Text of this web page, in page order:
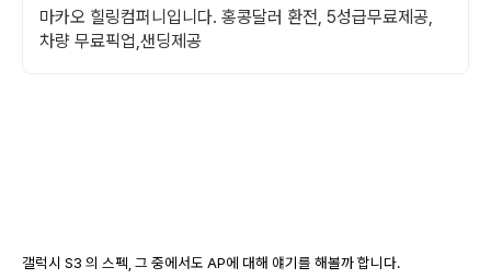
마카오 힐링컴퍼니입니다. 홍콩달러 환전, 5성급무료제공,
차량 무료픽업,샌딩제공
갤럭시 S3 의 스펙, 그 중에서도 AP에 대해 얘기를 해볼까 합니다.